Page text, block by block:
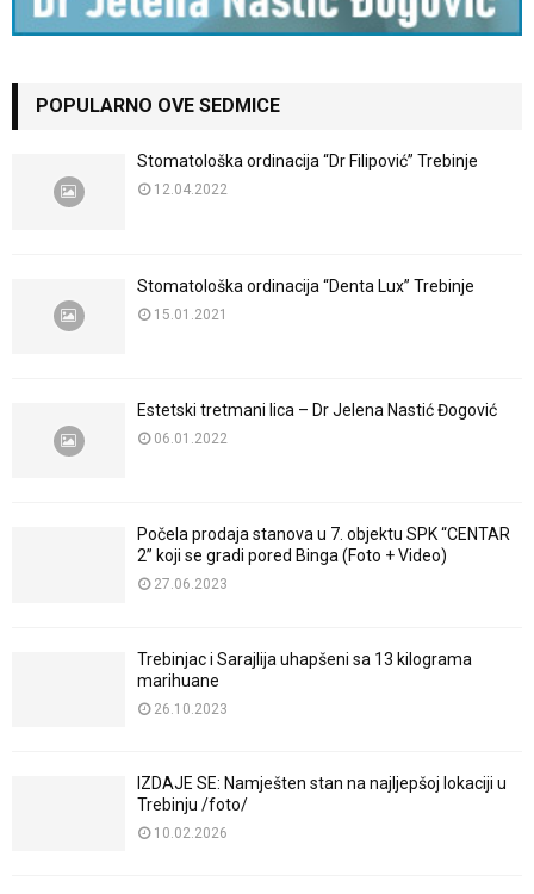
POPULARNO OVE SEDMICE
Stomatološka ordinacija “Dr Filipović” Trebinje
12.04.2022
Stomatološka ordinacija “Denta Lux” Trebinje
15.01.2021
Estetski tretmani lica – Dr Jelena Nastić Đogović
06.01.2022
Počela prodaja stanova u 7. objektu SPK “CENTAR
2” koji se gradi pored Binga (Foto + Video)
27.06.2023
Trebinjac i Sarajlija uhapšeni sa 13 kilograma
marihuane
26.10.2023
IZDAJE SE: Namješten stan na najljepšoj lokaciji u
Trebinju /foto/
10.02.2026